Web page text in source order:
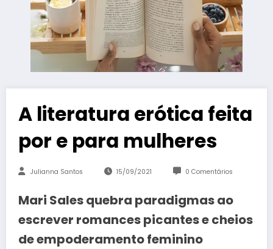
A literatura erótica feita
por e para mulheres
Julianna Santos 15/09/2021 0 Comentários
Mari Sales quebra paradigmas ao
escrever romances picantes e cheios
de empoderamento feminino